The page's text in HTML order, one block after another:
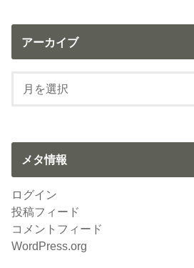
アーカイブ
メタ情報
ログイン
投稿フィード
コメントフィード
WordPress.org